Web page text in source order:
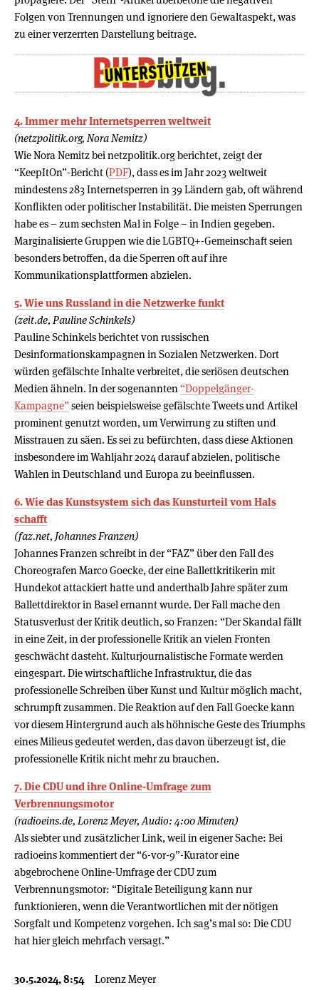
Folgen von Trennungen und ignoriere den Gewaltaspekt, was
zu einer verzerrten Darstellung beitrage.
4. Immer mehr Internetsperren weltweit
(netzpolitik.org, Nora Nemitz)
Wie Nora Nemitz bei netzpolitik.org berichtet, zeigt der
“KeepItOn”-Bericht (PDF), dass es im Jahr 2023 weltweit
mindestens 283 Internetsperren in 39 Ländern gab, oft während
Konflikten oder politischer Instabilität. Die meisten Sperrungen
habe es – zum sechsten Mal in Folge – in Indien gegeben.
Marginalisierte Gruppen wie die LGBTQ+-Gemeinschaft seien
besonders betroffen, da die Sperren oft auf ihre
Kommunikationsplattformen abzielen.
5. Wie uns Russland in die Netzwerke funkt
(zeit.de, Pauline Schinkels)
Pauline Schinkels berichtet von russischen
Desinformationskampagnen in Sozialen Netzwerken. Dort
würden gefälschte Inhalte verbreitet, die seriösen deutschen
Medien ähneln. In der sogenannten “Doppelgänger-
Kampagne”seien beispielsweise gefälschte Tweets und Artikel
prominent genutzt worden, um Verwirrung zu stiften und
Misstrauen zu säen. Es sei zu befürchten, dass diese Aktionen
insbesondere im Wahljahr 2024 darauf abzielen, politische
Wahlen in Deutschland und Europa zu beeinflussen.
6. Wie das Kunstsystem sich das Kunsturteil vom Hals
schafft
(faz.net, Johannes Franzen)
Johannes Franzen schreibt in der “FAZ” über den Fall des
Choreografen Marco Goecke, der eine Ballettkritikerin mit
Hundekot attackiert hatte und anderthalb Jahre später zum
Ballettdirektor in Basel ernannt wurde. Der Fall mache den
Statusverlust der Kritik deutlich, so Franzen: “Der Skandal fällt
in eine Zeit, in der professionelle Kritik an vielen Fronten
geschwächt dasteht. Kulturjournalistische Formate werden
eingespart. Die wirtschaftliche Infrastruktur, die das
professionelle Schreiben über Kunst und Kultur möglich macht,
schrumpft zusammen. Die Reaktion auf den Fall Goecke kann
vor diesem Hintergrund auch als höhnische Geste des Triumphs
eines Milieus gedeutet werden, das davon überzeugt ist, die
professionelle Kritik nicht mehr zu brauchen.
7. Die CDU und ihre Online-Umfrage zum
Verbrennungsmotor
(radioeins.de, Lorenz Meyer, Audio: 4:00 Minuten)
Als siebter und zusätzlicher Link, weil in eigener Sache: Bei
radioeins kommentiert der “6-vor-9”-Kurator eine
abgebrochene Online-Umfrage der CDU zum
Verbrennungsmotor: “Digitale Beteiligung kann nur
funktionieren, wenn die Verantwortlichen mit der nötigen
Sorgfalt und Kompetenz vorgehen. Ich sag’s mal so: Die CDU
hat hier gleich mehrfach versagt.”
30.5.2024, 8:54 Lorenz Meyer